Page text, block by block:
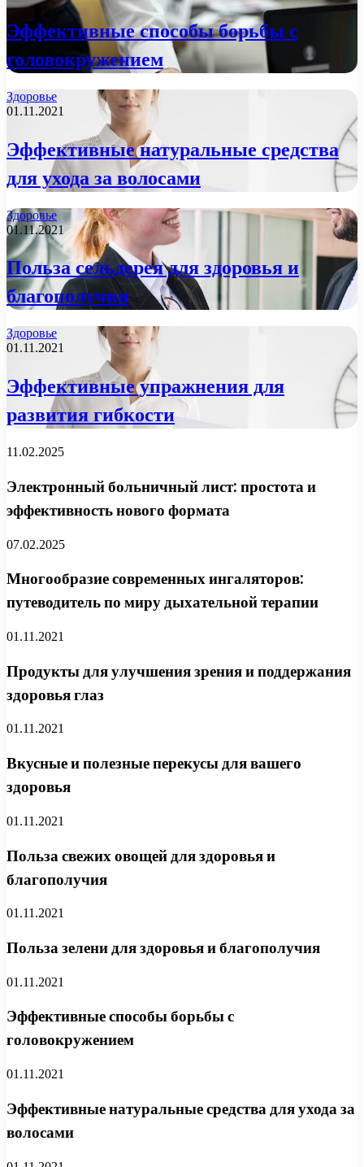
Эффективные способы борьбы с
головокружением
Здоровье
01.11.2021
Эффективные натуральные средства
для ухода за волосами
Здоровье
01.11.2021
Польза сельдерея для здоровья и
благополучия
Здоровье
01.11.2021
Эффективные упражнения для
развития гибкости
11.02.2025
Электронный больничный лист: простота и
эффективность нового формата
07.02.2025
Многообразие современных ингаляторов:
путеводитель по миру дыхательной терапии
01.11.2021
Продукты для улучшения зрения и поддержания
здоровья глаз
01.11.2021
Вкусные и полезные перекусы для вашего
здоровья
01.11.2021
Польза свежих овощей для здоровья и
благополучия
01.11.2021
Польза зелени для здоровья и благополучия
01.11.2021
Эффективные способы борьбы с
головокружением
01.11.2021
Эффективные натуральные средства для ухода за
волосами